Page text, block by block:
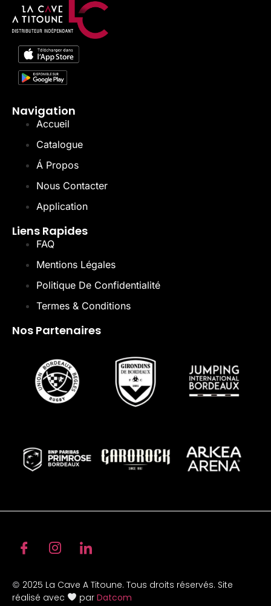
Navigation
Accueil
Catalogue
Á Propos
Nous Contacter
Application
Liens Rapides
FAQ
Mentions Légales
Politique De Confidentialité
Termes & Conditions
Nos Partenaires
© 2025 La Cave A Titoune. Tous droits réservés. Site
réalisé avec
par Datcom